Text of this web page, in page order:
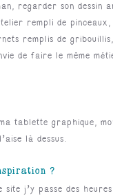
regarder son dessin
rempli de pinceaux,
remplis de
de faire le même
tablette graphique,
là dessus.
?
site j’y passe des